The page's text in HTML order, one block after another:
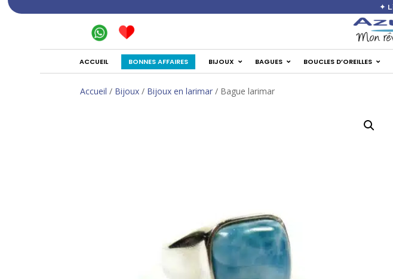
ACCUEIL BONNES AFFAIRES BIJOUX BAGUES BOUCLES D’OREILLES
Accueil / Bijoux / Bijoux en larimar / Bague larimar